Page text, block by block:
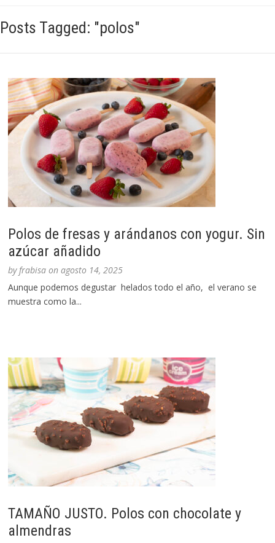
Posts Tagged: "polos"
Polos de fresas y arándanos con yogur. Sin
azúcar añadido
byfrabisa onagosto 14, 2025
Aunque podemos degustar helados todo el año, el verano se
muestra como la...
TAMAÑO JUSTO. Polos con chocolate y
almendras